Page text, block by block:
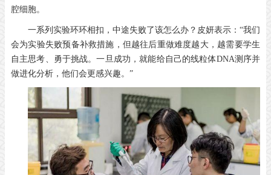
腔细胞。
一系列实验环环相扣，中途失败了该怎么办？皮妍表示：“我们
会为实验失败预备补救措施，但越往后重做难度越大，越需要学生
自主思考、勇于挑战。一旦成功，就能给自己的线粒体DNA测序并
做进化分析，他们会更感兴趣。”